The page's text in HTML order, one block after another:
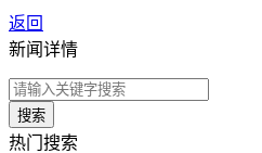
返回
新闻详情
搜索
热门搜索